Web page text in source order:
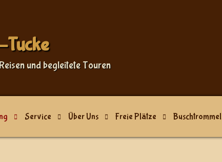
und begleitete Touren
Service Über Uns Freie Plätze Buschtrommel